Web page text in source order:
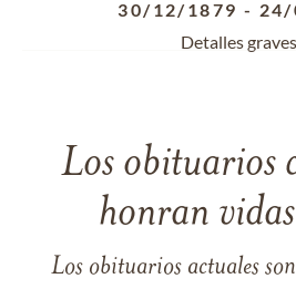
30/12/1879 -
Detalles graves
Los obituarios
honran
Los obituarios actuales